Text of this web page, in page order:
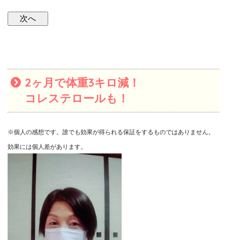
2ヶ月で体重3キロ減！
コレステロールも！
※個人の感想です。誰でも効果が得られる保証をするものではありません。
効果には個人差があります。